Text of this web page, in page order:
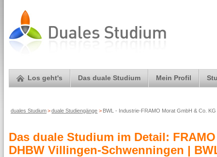
Los geht's Das duale Studium Mein Profil
duales Studium> duale Studiengänge > BWL - Industrie-FRAMO Morat GmbH & Co. KG
Das duale Studium im Detail:
DHBW Villingen-Schwenningen |